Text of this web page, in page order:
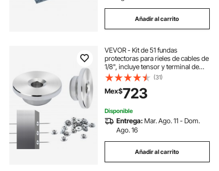
Añadir al carrito
VEVOR - Kit de 51 fundas
protectoras para rieles de cables de
1/8", incluye tensor y terminal de
presión invisibles negros de 1/8",
cubiertas protectoras para postes
de rieles de cables para orificios
horizontales de 0,41 pulgadas
(31)
Mex$723
Disponible
Entrega: Mar. Ago. 11 - Dom.
Ago. 16
Añadir al carrito